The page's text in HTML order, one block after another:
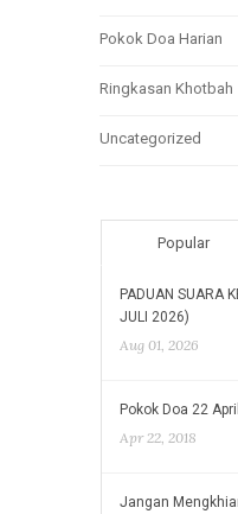
Pokok Doa Harian
Ringkasan Khotbah
Uncategorized
Popular
PADUAN SUARA
JULI 2026)
Aug 01, 2026
Pokok Doa 22
Apr 22, 2018
Jangan